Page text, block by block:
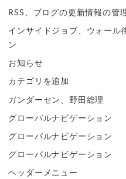
RSS、ブログの更新情報の管
インサイドジョブ、ウォール
ン
お知らせ
カテゴリを追加
ガンダーセン、野田総理
グローバルナビゲーション
グローバルナビゲーション
グローバルナビゲーション
ヘッダーメニュー